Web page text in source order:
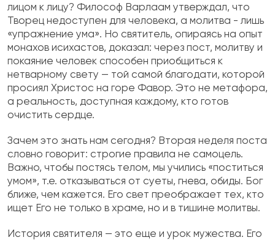
лицом к лицу? Философ Варлаам утверждал, что
Творец недоступен для человека, а молитва - лишь
«упражнение ума». Но святитель, опираясь на опыт
монахов исихастов, доказал: через пост, молитву и
покаяние человек способен приобщиться к
нетварному свету — той самой благодати, которой
просиял Христос на горе Фавор. Это не метафора,
а реальность, доступная каждому, кто готов
очистить сердце.
Зачем это знать нам сегодня? Вторая неделя поста
словно говорит: строгие правила не самоцель.
Важно, чтобы постясь телом, мы учились «поститься
умом», т.е. отказываться от суеты, гнева, обиды. Бог
ближе, чем кажется. Его свет преображает тех, кто
ищет Его не только в храме, но и в тишине молитвы.
История святителя — это еще и урок мужества. Его